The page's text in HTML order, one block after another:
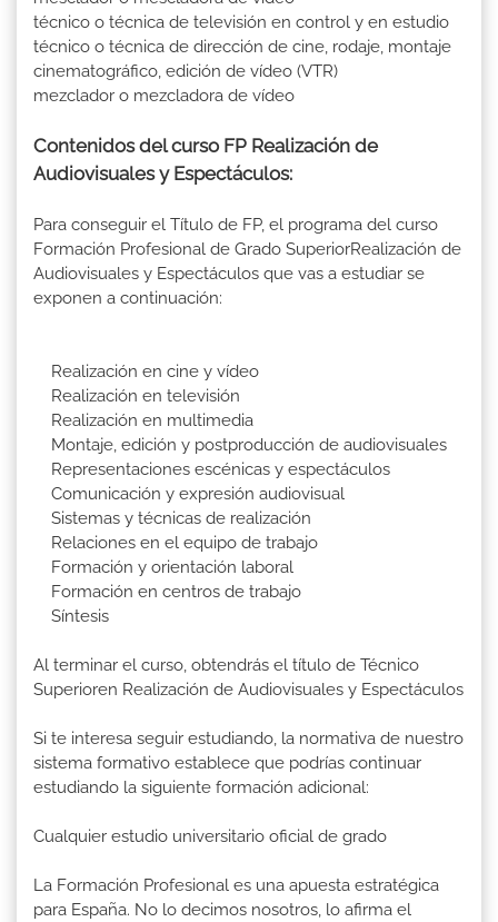
técnico o técnica de televisión en control y en estudio
técnico o técnica de dirección de cine, rodaje, montaje
cinematográfico, edición de vídeo (VTR)
mezclador o mezcladora de vídeo
Contenidos del curso FP Realización de
Audiovisuales y Espectáculos:
Para conseguir el Título de FP, el programa del curso
Formación Profesional de Grado SuperiorRealización de
Audiovisuales y Espectáculos que vas a estudiar se
exponen a continuación:
Realización en cine y vídeo
Realización en televisión
Realización en multimedia
Montaje, edición y postproducción de audiovisuales
Representaciones escénicas y espectáculos
Comunicación y expresión audiovisual
Sistemas y técnicas de realización
Relaciones en el equipo de trabajo
Formación y orientación laboral
Formación en centros de trabajo
Síntesis
Al terminar el curso, obtendrás el título de Técnico
Superioren Realización de Audiovisuales y Espectáculos
Si te interesa seguir estudiando, la normativa de nuestro
sistema formativo establece que podrías continuar
estudiando la siguiente formación adicional:
Cualquier estudio universitario oficial de grado
La Formación Profesional es una apuesta estratégica
para España. No lo decimos nosotros, lo afirma el